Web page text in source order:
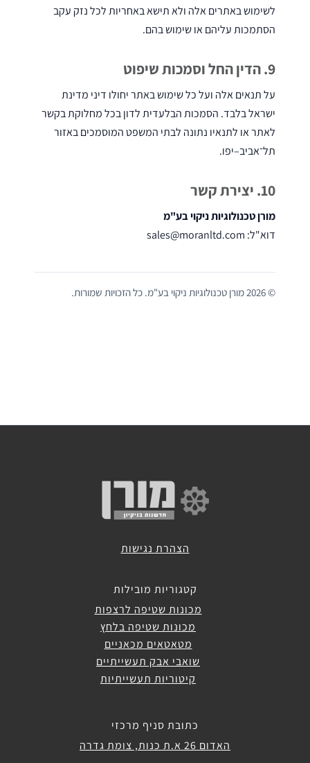
מכונות
מכונות
מכונות
לשימוש באתרים אלה ולא תישא באחריות לכל נזק עקב
הסתמכות עליהם או שימוש בהם.
9. הדין החל וסמכות שיפוט
על תנאים אלה ועל כל שימוש באתר יחולו דיני מדינת
ישראל בלבד. הסמכות הבלעדית לדון בכל מחלוקת בקשר
לאתר או לתנאיו נתונה לבתי המשפט המוסמכים באזור
תל־אביב–יפו.
10. יצירת קשר
מורן טכנולוגיות ניקוי בע"מ
דוא"ל: sales@moranltd.com
©
2026מורן טכנולוגיות ניקוי בע"מ. כל הזכויות שמורות.
הצהרת נגישות
קטגוריות מובילות
מכונות שטיפה לרצפות
מכונות שטיפה בלחץ
מטאטאים מכאניים
שואבי אבק תעשייתיים
קיטוריות תעשייתיות
כתובת סניף מרכזי
האדום 26 א.ת כנות, צומת גדרה